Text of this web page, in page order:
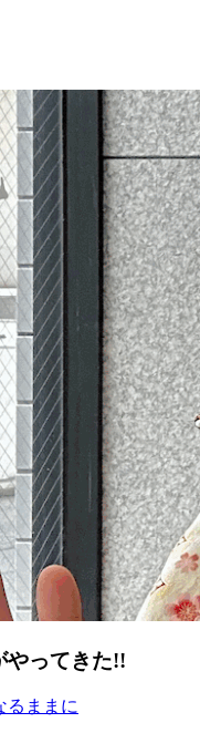
やってきた!!
るままに